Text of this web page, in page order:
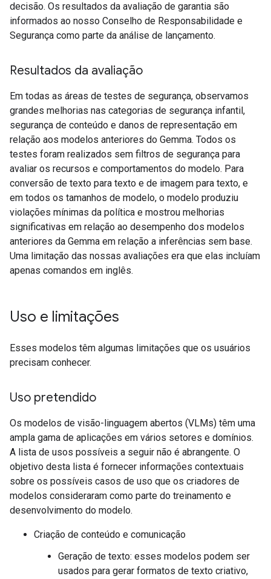
decisão. Os resultados da avaliação de garantia são
informados ao nosso Conselho de Responsabilidade e
Segurança como parte da análise de lançamento.
Resultados da avaliação
Em todas as áreas de testes de segurança, observamos
grandes melhorias nas categorias de segurança infantil,
segurança de conteúdo e danos de representação em
relação aos modelos anteriores do Gemma. Todos os
testes foram realizados sem filtros de segurança para
avaliar os recursos e comportamentos do modelo. Para
conversão de texto para texto e de imagem para texto, e
em todos os tamanhos de modelo, o modelo produziu
violações mínimas da política e mostrou melhorias
significativas em relação ao desempenho dos modelos
anteriores da Gemma em relação a inferências sem base.
Uma limitação das nossas avaliações era que elas incluíam
apenas comandos em inglês.
Uso e limitações
Esses modelos têm algumas limitações que os usuários
precisam conhecer.
Uso pretendido
Os modelos de visão-linguagem abertos (VLMs) têm uma
ampla gama de aplicações em vários setores e domínios.
A lista de usos possíveis a seguir não é abrangente. O
objetivo desta lista é fornecer informações contextuais
sobre os possíveis casos de uso que os criadores de
modelos consideraram como parte do treinamento e
desenvolvimento do modelo.
Criação de conteúdo e comunicação
Geração de texto: esses modelos podem ser
usados para gerar formatos de texto criativo,